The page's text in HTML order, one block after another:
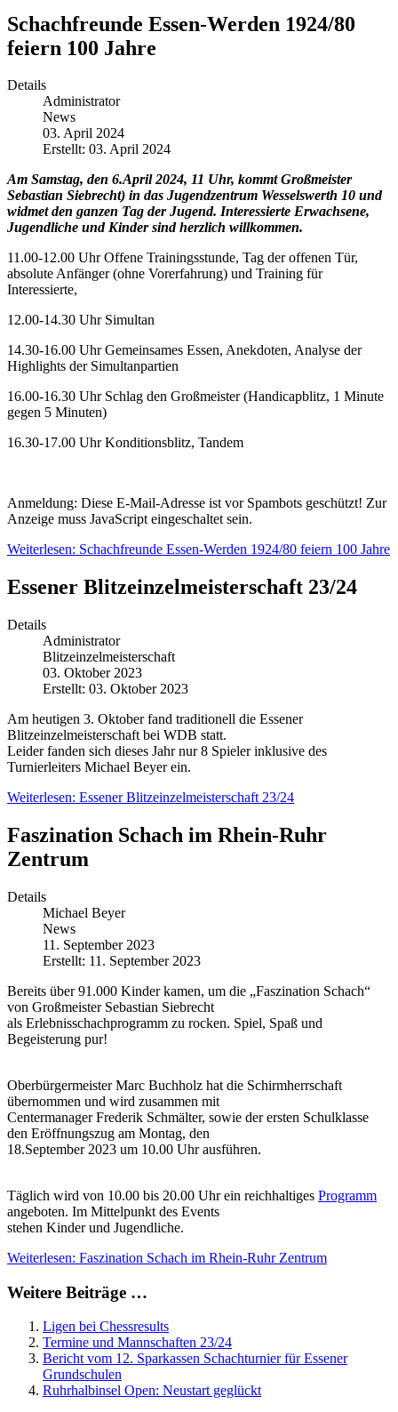
Schachfreunde Essen-Werden 1924/80
feiern 100 Jahre
Details
Administrator
News
03. April 2024
Erstellt: 03. April 2024
Am Samstag, den 6.April 2024, 11 Uhr, kommt Großmeister
Sebastian Siebrecht) in das Jugendzentrum Wesselswerth 10 und
widmet den ganzen Tag der Jugend. Interessierte Erwachsene,
Jugendliche und Kinder sind herzlich willkommen.
11.00-12.00 Uhr Offene Trainingsstunde, Tag der offenen Tür,
absolute Anfänger (ohne Vorerfahrung) und Training für
Interessierte,
12.00-14.30 Uhr Simultan
14.30-16.00 Uhr Gemeinsames Essen, Anekdoten, Analyse der
Highlights der Simultanpartien
16.00-16.30 Uhr Schlag den Großmeister (Handicapblitz, 1 Minute
gegen 5 Minuten)
16.30-17.00 Uhr Konditionsblitz, Tandem
Anmeldung: Diese E-Mail-Adresse ist vor Spambots geschützt! Zur
Anzeige muss JavaScript eingeschaltet sein.
Weiterlesen: Schachfreunde Essen-Werden 1924/80 feiern 100 Jahre
Essener Blitzeinzelmeisterschaft 23/24
Details
Administrator
Blitzeinzelmeisterschaft
03. Oktober 2023
Erstellt: 03. Oktober 2023
Am heutigen 3. Oktober fand traditionell die Essener
Blitzeinzelmeisterschaft bei WDB statt.
Leider fanden sich dieses Jahr nur 8 Spieler inklusive des
Turnierleiters Michael Beyer ein.
Weiterlesen: Essener Blitzeinzelmeisterschaft 23/24
Faszination Schach im Rhein-Ruhr
Zentrum
Details
Michael Beyer
News
11. September 2023
Erstellt: 11. September 2023
Bereits über 91.000 Kinder kamen, um die „Faszination Schach“
von Großmeister Sebastian Siebrecht
als Erlebnisschachprogramm zu rocken. Spiel, Spaß und
Begeisterung pur!
Oberbürgermeister Marc Buchholz hat die Schirmherrschaft
übernommen und wird zusammen mit
Centermanager Frederik Schmälter, sowie der ersten Schulklasse
den Eröffnungszug am Montag, den
18.September 2023 um 10.00 Uhr ausführen.
Täglich wird von 10.00 bis 20.00 Uhr ein reichhaltiges Programm
angeboten. Im Mittelpunkt des Events
stehen Kinder und Jugendliche.
Weiterlesen: Faszination Schach im Rhein-Ruhr Zentrum
Weitere Beiträge …
Ligen bei Chessresults
Termine und Mannschaften 23/24
Bericht vom 12. Sparkassen Schachturnier für Essener
Grundschulen
Ruhrhalbinsel Open: Neustart geglückt